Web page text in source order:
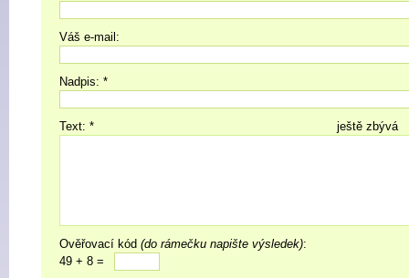
Váš e-mail:
Nadpis: *
ještě zbývá
Text: *
Ověřovací kód (do rámečku napište výsledek):
49 + 8 =